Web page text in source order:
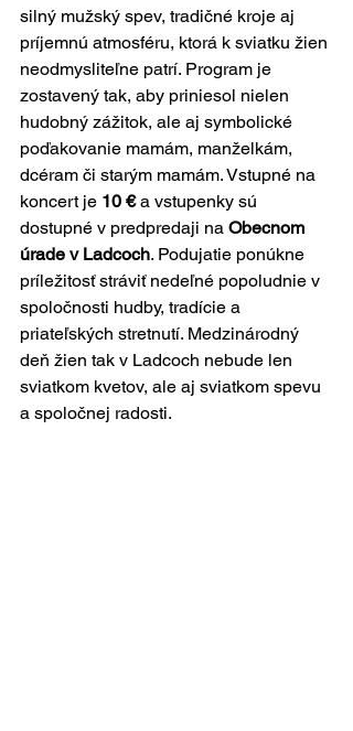
silný mužský spev, tradičné kroje aj
príjemnú atmosféru, ktorá k sviatku žien
neodmysliteľne patrí. Program je
zostavený tak, aby priniesol nielen
hudobný zážitok, ale aj symbolické
poďakovanie mamám, manželkám,
dcéram či starým mamám. Vstupné na
koncert je 10 € a vstupenky sú
dostupné v predpredaji na Obecnom
úrade v Ladcoch. Podujatie ponúkne
príležitosť stráviť nedeľné popoludnie v
spoločnosti hudby, tradície a
priateľských stretnutí. Medzinárodný
deň žien tak v Ladcoch nebude len
sviatkom kvetov, ale aj sviatkom spevu
a spoločnej radosti.